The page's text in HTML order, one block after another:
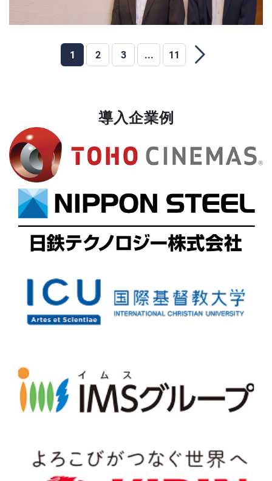
1 2 3 ... 11
導入企業例